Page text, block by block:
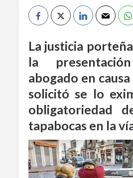
La justicia
la
abogado en
solicitó se lo
obligatoriedad
tapabocas en la